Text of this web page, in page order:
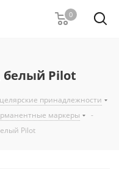
0
белый Pilot
принадлежности
маркеры
-
Pilot